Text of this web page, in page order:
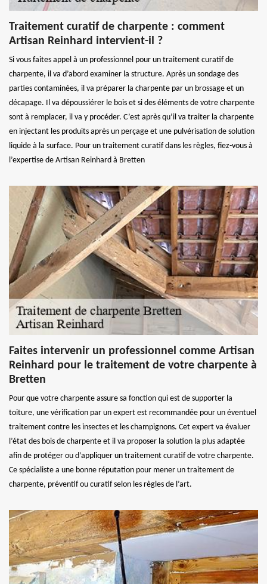
Traitement curatif de charpente : comment
Artisan Reinhard intervient-il ?
Si vous faites appel à un professionnel pour un traitement curatif de
charpente, il va d’abord examiner la structure. Après un sondage des
parties contaminées, il va préparer la charpente par un brossage et un
décapage. Il va dépoussiérer le bois et si des éléments de votre charpente
sont à remplacer, il va y procéder. C’est après qu’il va traiter la charpente
en injectant les produits après un perçage et une pulvérisation de solution
liquide à la surface. Pour un traitement curatif dans les règles, fiez-vous à
l’expertise de Artisan Reinhard à Bretten
Faites intervenir un professionnel comme Artisan
Reinhard pour le traitement de votre charpente à
Bretten
Pour que votre charpente assure sa fonction qui est de supporter la
toiture, une vérification par un expert est recommandée pour un éventuel
traitement contre les insectes et les champignons. Cet expert va évaluer
l’état des bois de charpente et il va proposer la solution la plus adaptée
afin de protéger ou d’appliquer un traitement curatif de votre charpente.
Ce spécialiste a une bonne réputation pour mener un traitement de
charpente, préventif ou curatif selon les règles de l’art.